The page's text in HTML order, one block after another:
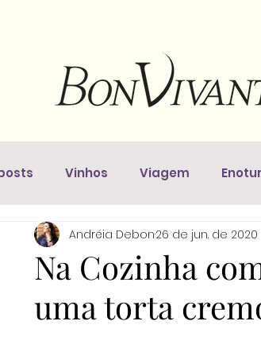
Vinhos Viagem
Dicas Da Sommelière
Na Cozinha
uma torta
Andréia Debon26 de jun. de 2020